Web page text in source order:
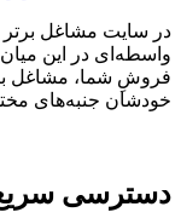
در سایت مشاغل برتر
واسطه‌ای در این
فروشِ شما، مشاغل
خودشان جنبه‌های
دسترسی